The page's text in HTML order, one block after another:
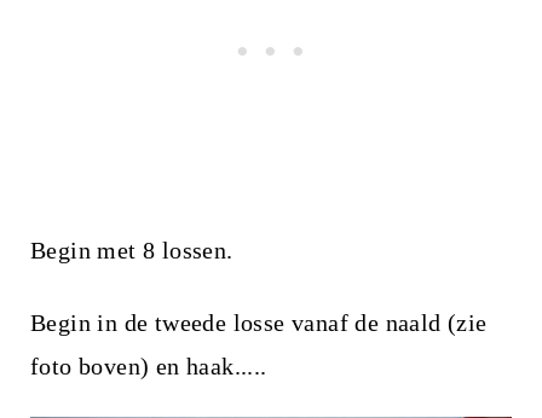
Begin met 8 lossen.
Begin in de tweede losse vanaf de naald (zie
foto boven) en haak.....